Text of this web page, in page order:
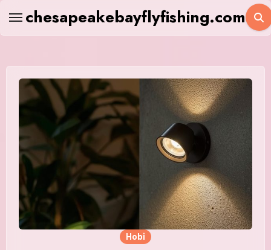
chesapeakebayflyfishing.com
Hobi